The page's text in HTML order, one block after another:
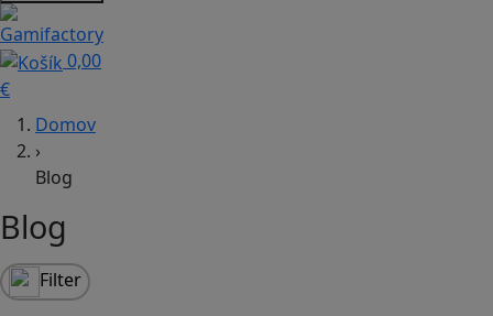
0,00
€
Domov
›
Blog
Blog
Filter